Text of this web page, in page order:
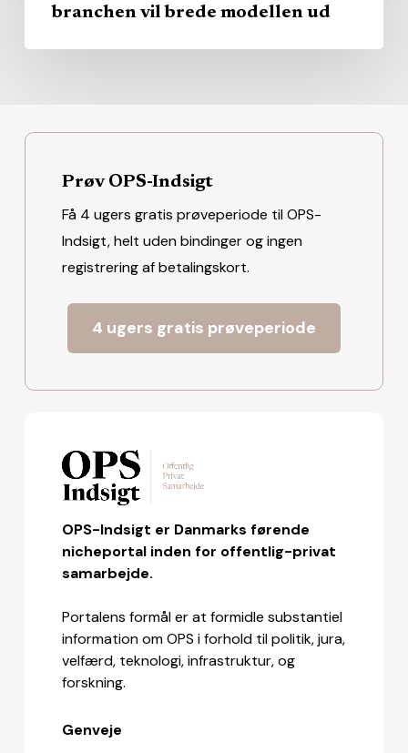
branchen vil brede modellen ud
Prøv OPS-Indsigt
Få 4 ugers gratis prøveperiode til OPS-
Indsigt, helt uden bindinger og ingen
registrering af betalingskort.
4 ugers gratis prøveperiode
OPS-Indsigt er Danmarks førende
nicheportal inden for offentlig-privat
samarbejde.
Portalens formål er at formidle substantiel
information om OPS i forhold til politik, jura,
velfærd, teknologi, infrastruktur, og
forskning.
Genveje